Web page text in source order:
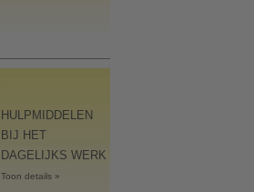
HULPMIDDELEN
BIJ HET
DAGELIJKS WERK
Toon details »